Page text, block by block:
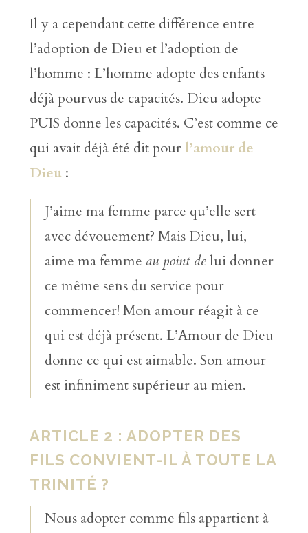
Il y a cependant cette différence entre
l’adoption de Dieu et l’adoption de
l’homme : L’homme adopte des enfants
déjà pourvus de capacités. Dieu adopte
PUIS donne les capacités. C’est comme ce
qui avait déjà été dit pourl’amour de
Dieu :
J’aime ma femme parce qu’elle sert
avec dévouement? Mais Dieu, lui,
aime ma femme au point delui donner
ce même sens du service pour
commencer! Mon amour réagit à ce
qui est déjà présent. L’Amour de Dieu
donne ce qui est aimable. Son amour
est infiniment supérieur au mien.
ARTICLE 2 : ADOPTER DES
FILS CONVIENT-IL À TOUTE LA
TRINITÉ ?
Nous adopter comme fils appartient à